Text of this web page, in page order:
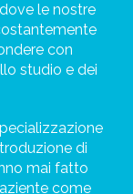
dove le nostre
con
studio e dei
di
mai fatto
come